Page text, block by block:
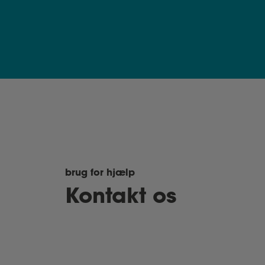
brug for hjælp
Kontakt os